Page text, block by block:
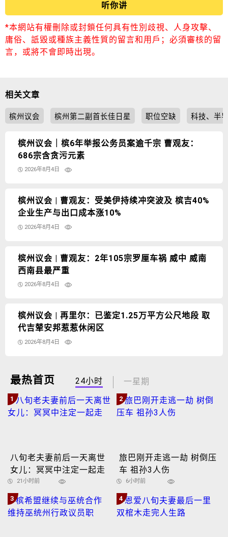
听你讲
*本網站有權刪除或封鎖任何具有性別歧視、人身攻擊、
庸俗、詆毀或種族主義性質的留言和用戶；必須審核的留
言，或將不會即時出現。
相关文章
槟州议会 槟州第二副首长佳日星 职位空缺 科技、半
槟州议会｜槟6年举报公务员案逾千宗 曹观友：
686宗含贪污元素
2026年8月4日
槟州议会 | 曹观友：受美伊持续冲突波及 槟吉40%
企业生产与出口成本涨10%
2026年8月4日
槟州议会 | 曹观友：2年105宗罗厘车祸 威中 威南
西南县最严重
2026年8月4日
槟州议会 | 再里尔：已鉴定1.25万平方公尺地段 取
代吉辇安邦惹惹休闲区
2026年8月4日
最热首页 24小时 一星期
1
八旬老夫妻前后一天离世
女儿：冥冥中注定一起走
21小时前
2
旅巴刚开走逃一劫 树倒压
车 祖孙3人伤
6小时前
3 4